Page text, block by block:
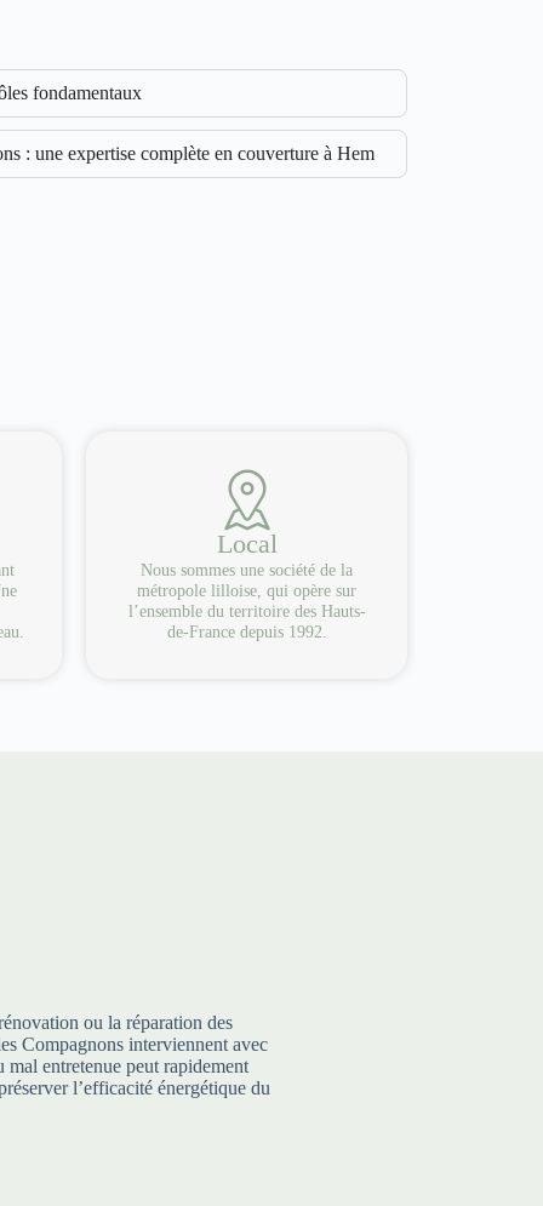
fondamentaux
: une expertise complète en couverture à Hem
Local
Nous sommes une société de la
métropole lilloise, qui opère sur
l’ensemble du territoire des Hauts-
de-France depuis 1992.
ou la réparation des
Compagnons interviennent avec
entretenue peut rapidement
l’efficacité énergétique du